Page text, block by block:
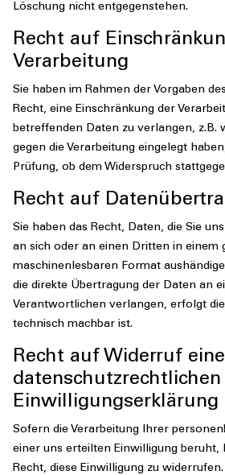
Löschung nicht entgegenstehen.
Recht auf
Verarbeitung
Sie haben im Rahmen der Vorgaben
Recht, eine Einschränkung der
betreffenden Daten zu verlangen, z.B.
gegen die Verarbeitung eingelegt
Prüfung, ob dem Widerspruch
Recht auf
Sie haben das Recht, Daten, die Sie
an sich oder an einen Dritten in einem
maschinenlesbaren Format
die direkte Übertragung der Daten an
Verantwortlichen verlangen, erfolgt
technisch machbar ist.
Recht auf Widerruf
datenschutzrechtlichen
Einwilligungserklärung
Sofern die Verarbeitung Ihrer
einer uns erteilten Einwilligung beruht,
Recht, diese Einwilligung zu